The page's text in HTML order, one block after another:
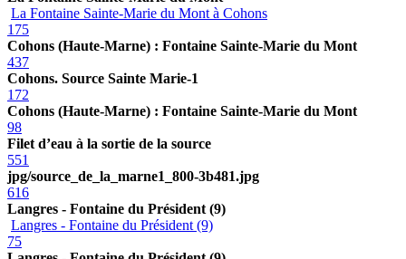
La Fontaine Sainte-Marie du Mont à Cohons
175
Cohons (Haute-Marne) : Fontaine Sainte-Marie du Mont
437
Cohons. Source Sainte Marie-1
172
Cohons (Haute-Marne) : Fontaine Sainte-Marie du Mont
98
Filet d’eau à la sortie de la source
551
jpg/source_de_la_marne1_800-3b481.jpg
616
Langres - Fontaine du Président (9)
Langres - Fontaine du Président (9)
75